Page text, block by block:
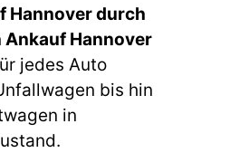
Hannover durch
Hannover
jedes Auto
bis hin
in